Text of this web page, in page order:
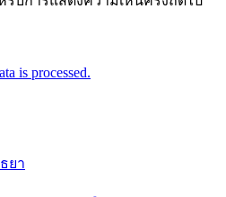
is processed.